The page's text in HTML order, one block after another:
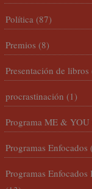
Política (87)
Premios (8)
Presentación de libros
procrastinación (1)
Programa ME & YOU
Programas Enfocados
Programas Enfocados